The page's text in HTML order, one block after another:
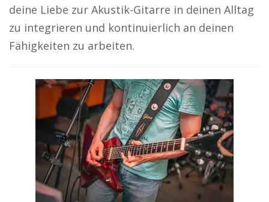
deine Liebe zur Akustik-Gitarre in deinen Alltag
zu integrieren und kontinuierlich an deinen
Fähigkeiten zu arbeiten.